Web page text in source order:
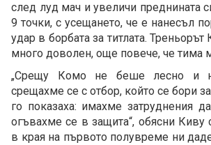
след луд мач и увеличи преднината
9 точки, с усещането, че е нанесъл
удар в борбата за титлата.
много доволен, още повече, че тима
„Срещу Комо не беше лесно и
срещахме се с отбор, който се бори
го показаха: имахме затруднения
огъвахме се в защита“, обясни Киву
в края на първото полувреме ни